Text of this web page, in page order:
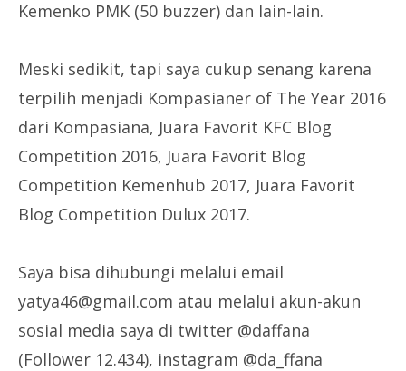
Kemenko PMK (50 buzzer) dan lain-lain.
Meski sedikit, tapi saya cukup senang karena
terpilih menjadi Kompasianer of The Year 2016
dari Kompasiana, Juara Favorit KFC Blog
Competition 2016, Juara Favorit Blog
Competition Kemenhub 2017, Juara Favorit
Blog Competition Dulux 2017.
Saya bisa dihubungi melalui email
yatya46@gmail.com atau melalui akun-akun
sosial media saya di twitter @daffana
(Follower 12.434), instagram @da_ffana